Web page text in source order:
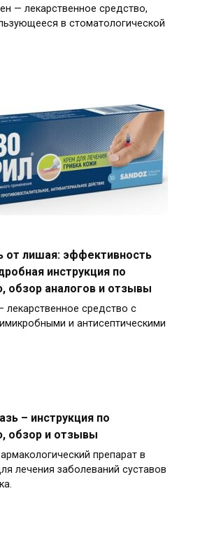
— лекарственное средство,
в стоматологической
от лишая: эффективность
инструкция по
обзор аналогов и отзывы
лекарственное средство с
и антисептическими
– инструкция по
обзор и отзывы
препарат в
лечения заболеваний суставов